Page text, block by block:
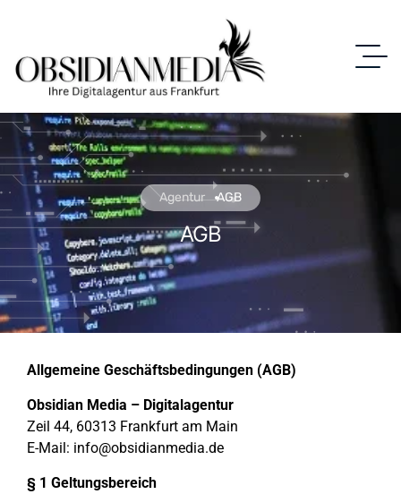
Agentur AGB
AGB
Allgemeine Geschäftsbedingungen (AGB)
Obsidian Media – Digitalagentur
Zeil 44, 60313 Frankfurt am Main
E-Mail: info@obsidianmedia.de
§ 1 Geltungsbereich